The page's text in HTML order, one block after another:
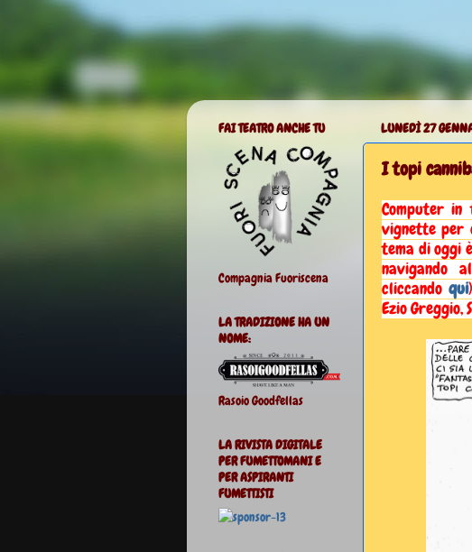
LUNEDÌ 27
I topi
Computer
vignette per
tema di oggi
navigando
cliccando qui
Ezio Greggio,
FAI TEATRO ANCHE TU
Compagnia Fuoriscena
LA TRADIZIONE HA UN
NOME:
Rasoio Goodfellas
LA RIVISTA DIGITALE
PER FUMETTOMANI E
PER ASPIRANTI
FUMETTISTI